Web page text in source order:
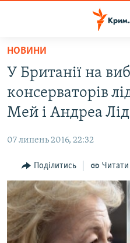
Перейти
основного
матеріалу
Перейти
до
основної
Перейти
до
пошуку
ВОДА.КРИМ
ВІДЕО ТА ФОТО
БЛОГИ
ПОГЛЯД
ІНТЕРВ'Ю
ВСЕ ЗА ДЕНЬ
СПЕЦПРОЕКТИ
НОВИНИ
У Британії на
консерваторів
Мей і Андреа
07 липень 2016, 22:32
Поділитись Читати